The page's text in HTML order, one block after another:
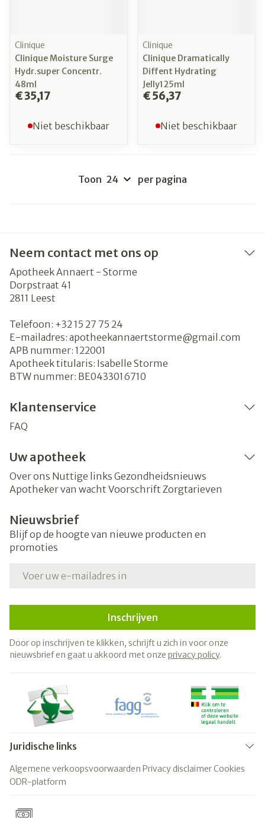
Clinique
Clinique Moisture Surge
Hydr.super Concentr.
48ml
€ 35,17
Niet beschikbaar
Clinique
Clinique Dramatically
Diffent Hydrating
Jelly125ml
€ 56,37
Niet beschikbaar
Toon per pagina
Neem contact met ons op
Apotheek Annaert - Storme
Dorpstraat 41
2811 Leest
Telefoon: +32 15 27 75 24
E-mailadres: apotheekannaertstorme@gmail.com
APB nummer: 122001
Apotheek titularis: Isabelle Storme
BTW nummer: BE0433016710
Klantenservice
FAQ
Uw apotheek
Over ons Nuttige links Gezondheidsnieuws
Apotheker van wacht Voorschrift Zorgtarieven
Nieuwsbrief
Blijf op de hoogte van nieuwe producten en
promoties
Inschrijven
Door op inschrijven te klikken, schrijft u zich in voor onze
nieuwsbrief en gaat u akkoord met onze privacy policy.
Juridische links
Algemene verkoopsvoorwaarden Privacy disclaimerCookies
ODR-platform